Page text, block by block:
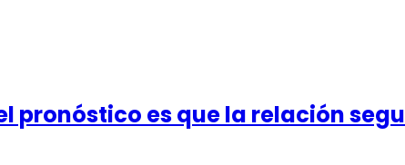
pronóstico es que la relación